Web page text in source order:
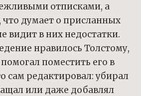
отписками, а
что думает о присланных
видит в них недостатки.
нравилось Толстому,
поместить его в
сам редактировал: убирал
или даже добавлял